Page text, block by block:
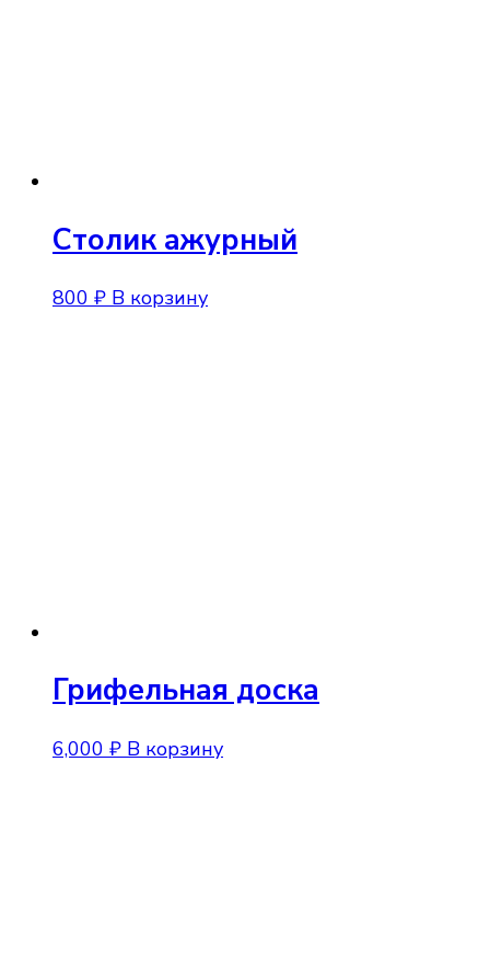
Столик ажурный
800 ₽ В корзину
Грифельная доска
6,000 ₽ В корзину